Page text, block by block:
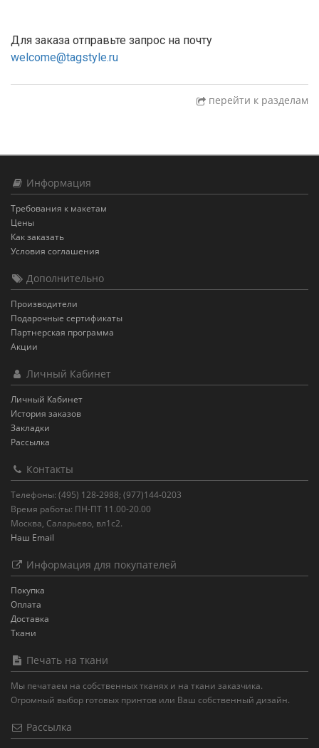
Для заказа отправьте запрос на почту
welcome@tagstyle.ru
перейти к разделам
Информация
Требования к макетам
Цены
Как заказать
Условия соглашения
Дополнительно
Производители
Подарочные сертификаты
Партнерская программа
Акции
Личный Кабинет
Личный Кабинет
История заказов
Закладки
Рассылка
Контакты
Телефоны: (495) 128-2988; (977)144-0203
Время работы: ПН-ПТ 11.00-20.00
Москва, Саларьево, вл1с2.
Наш Email
Информация для покупателей
Покупка
Оплата
Доставка
Ткани
Печать на ткани
Мы печатаем на собственных тканях и на ткани заказчика.
Огромный выбор готовых принтов или Ваш собственный дизайн.
Рассылка